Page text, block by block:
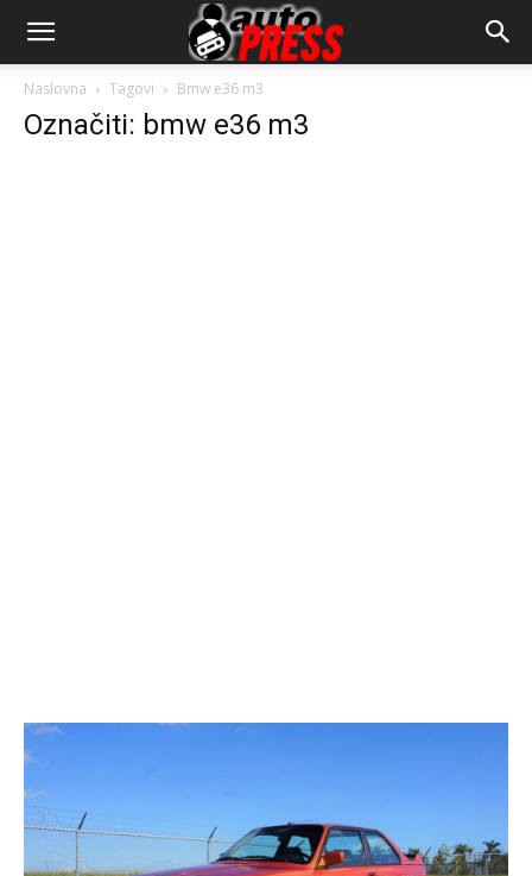
AutopressHR
Naslovna Tagovi Bmw e36 m3
Označiti: bmw e36 m3